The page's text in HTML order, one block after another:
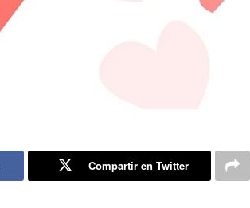
Compartir en Twitter